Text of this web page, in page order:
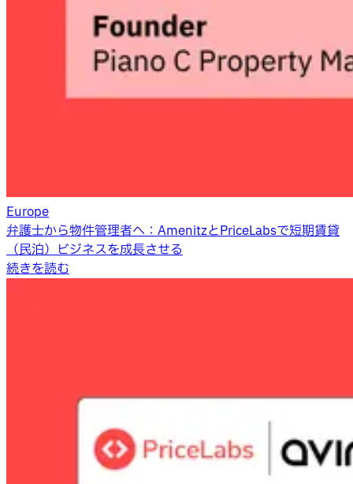
Europe
弁護士から物件管理者へ：AmenitzとPriceLabsで短期賃貸
（民泊）ビジネスを成長させる
続きを読む